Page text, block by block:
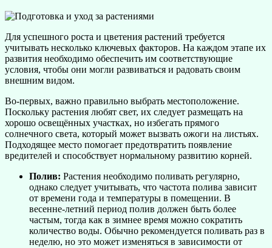
Для успешного роста и цветения растений требуется
учитывать несколько ключевых факторов. На каждом этапе их
развития необходимо обеспечить им соответствующие
условия, чтобы они могли развиваться и радовать своим
внешним видом.
Во-первых, важно правильно выбрать местоположение.
Поскольку растения любят свет, их следует размещать на
хорошо освещённых участках, но избегать прямого
солнечного света, который может вызвать ожоги на листьях.
Подходящее место помогает предотвратить появление
вредителей и способствует нормальному развитию корней.
Полив: Растения необходимо поливать регулярно,
однако следует учитывать, что частота полива зависит
от времени года и температуры в помещении. В
весенне-летний период полив должен быть более
частым, тогда как в зимнее время можно сократить
количество воды. Обычно рекомендуется поливать раз в
неделю, но это может изменяться в зависимости от